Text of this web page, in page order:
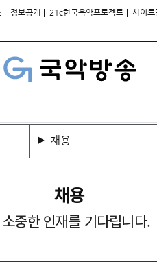
| 정보공개 | 21c한국음악프로젝트 | 사이트
채용
채용
중한 인재를 기다립니다.